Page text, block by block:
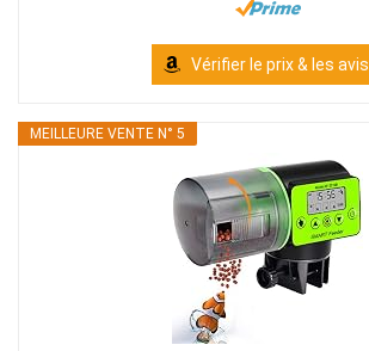
Vérifier le prix & les avis
MEILLEURE VENTE N° 5